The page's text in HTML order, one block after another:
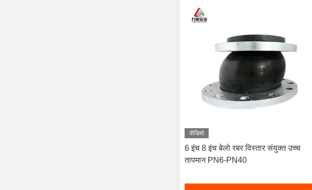
वीडियो
6 इंच 8 इंच बेलो रबर विस्तार संयुक्त उच्च
तापमान PN6-PN40